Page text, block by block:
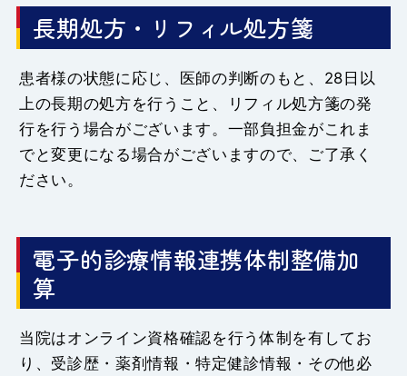
長期処方・リフィル処方箋
患者様の状態に応じ、医師の判断のもと、28日以
上の長期の処方を行うこと、リフィル処方箋の発
行を行う場合がございます。一部負担金がこれま
でと変更になる場合がございますので、ご了承く
ださい。
電子的診療情報連携体制整備加
算
当院はオンライン資格確認を行う体制を有してお
り、受診歴・薬剤情報・特定健診情報・その他必